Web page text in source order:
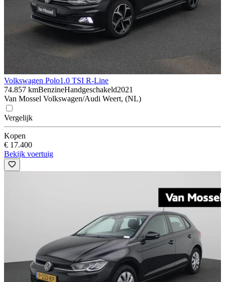
Volkswagen Polo1.0 TSI R-Line
74.857 kmBenzineHandgeschakeld2021
Van Mossel Volkswagen/Audi Weert, (NL)
Vergelijk
Kopen
€ 17.400
Bekijk voertuig